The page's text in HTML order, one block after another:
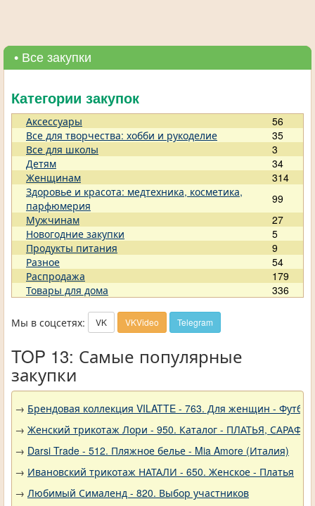
• Все закупки
Категории закупок
Аксессуары
56
Все для творчества: хобби и рукоделие
35
Все для школы
3
Детям
34
Женщинам
314
Здоровье и красота: медтехника, косметика,
парфюмерия
99
Мужчинам
27
Новогодние закупки
5
Продукты питания
9
Разное
54
Распродажа
179
Товары для дома
336
Мы в соцсетях: VK VKVideo Telegram
TOP 13: Самые популярные
закупки
→ Брендовая коллекция VILATTE - 763. Для женщин -
→ Женский трикотаж Лори - 950. Каталог - ПЛАТЬЯ,
→ Darsi Trade - 512. Пляжное белье - Mia Amore (Италия)
→ Ивановский трикотаж НАТАЛИ - 650. Женское - Платья
→ Любимый Сималенд - 820. Выбор участников